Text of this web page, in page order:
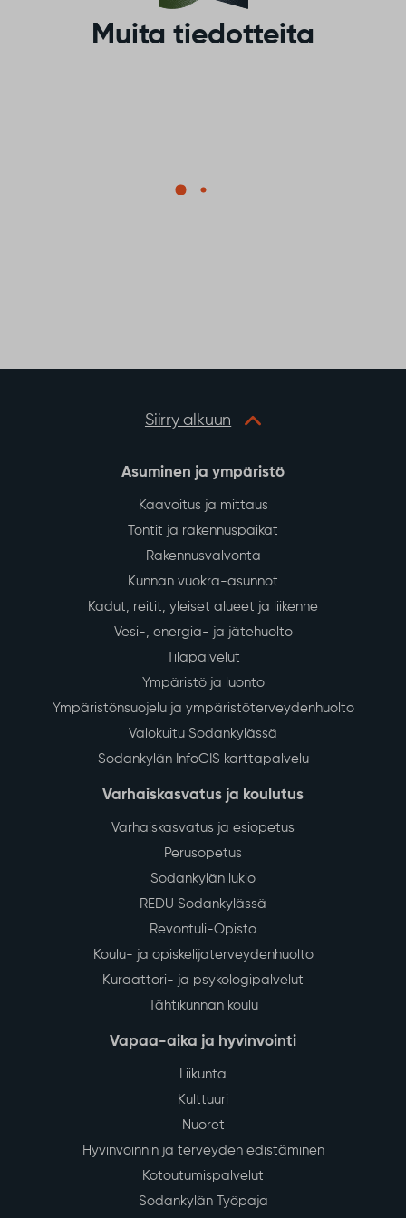
Muita tiedotteita
Siirry alkuun
Asuminen ja ympäristö
Kaavoitus ja mittaus
Tontit ja rakennuspaikat
Rakennusvalvonta
Kunnan vuokra-asunnot
Kadut, reitit, yleiset alueet ja liikenne
Vesi-, energia- ja jätehuolto
Tilapalvelut
Ympäristö ja luonto
Ympäristönsuojelu ja ympäristöterveydenhuolto
Valokuitu Sodankylässä
Sodankylän InfoGIS karttapalvelu
Varhaiskasvatus ja koulutus
Varhaiskasvatus ja esiopetus
Perusopetus
Sodankylän lukio
REDU Sodankylässä
Revontuli-Opisto
Koulu- ja opiskelijaterveydenhuolto
Kuraattori- ja psykologipalvelut
Tähtikunnan koulu
Vapaa-aika ja hyvinvointi
Liikunta
Kulttuuri
Nuoret
Hyvinvoinnin ja terveyden edistäminen
Kotoutumispalvelut
Sodankylän Työpaja